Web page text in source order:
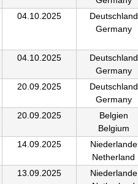
04.10.2025
Deutschland
Germany
04.10.2025
Deutschland
Germany
20.09.2025
Deutschland
Germany
20.09.2025
Belgien
Belgium
14.09.2025
Niederlande
Netherland
13.09.2025
Niederlande